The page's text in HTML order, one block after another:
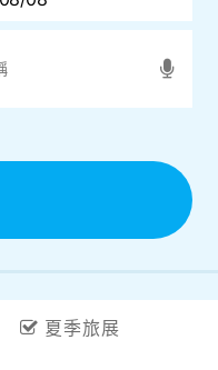
夏季旅展